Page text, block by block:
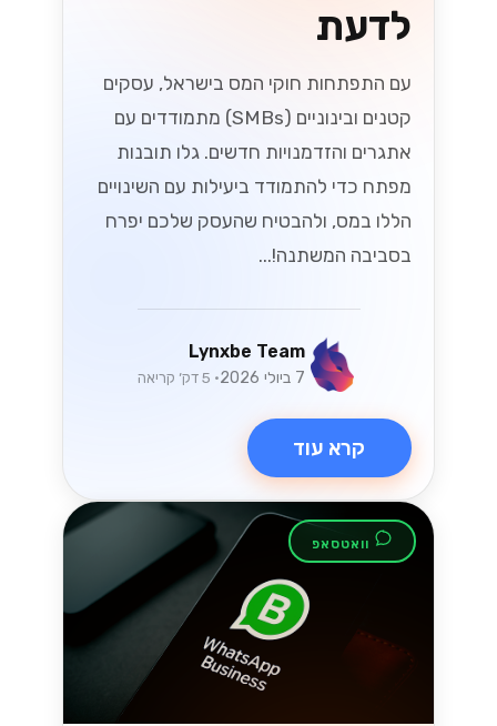
לדעת
עם התפתחות חוקי המס בישראל, עסקים
קטנים ובינוניים (SMBs) מתמודדים עם
אתגרים והזדמנויות חדשים. גלו תובנות
מפתח כדי להתמודד ביעילות עם השינויים
הללו במס, ולהבטיח שהעסק שלכם יפרח
בסביבה המשתנה!...
Lynxbe Team
7 ביולי 2026 • 5 דק׳ קריאה
קרא עוד
וואטסאפ